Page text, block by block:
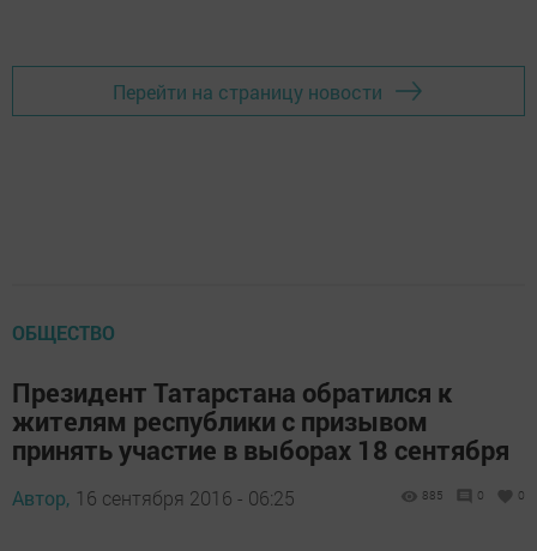
Перейти на страницу новости
ОБЩЕСТВО
Президент Татарстана обратился к
жителям республики с призывом
принять участие в выборах 18 сентября
Автор, 16 сентября 2016 - 06:25 885 0 0